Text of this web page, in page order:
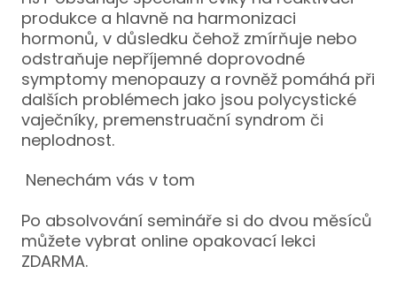
produkce a hlavně na harmonizaci
hormonů, v důsledku čehož zmírňuje nebo
odstraňuje nepříjemné doprovodné
symptomy menopauzy a rovněž pomáhá při
dalších problémech jako jsou polycystické
vaječníky, premenstruační syndrom či
neplodnost.
Nenechám vás v tom
Po absolvování semináře si do dvou měsíců
můžete vybrat online opakovací lekci
ZDARMA.